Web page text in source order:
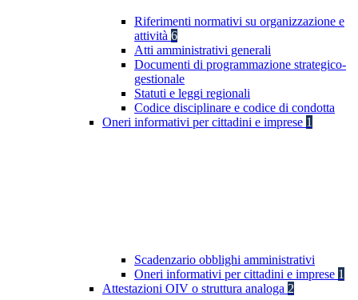
Riferimenti normativi su organizzazione e
attività 6
Atti amministrativi generali
Documenti di programmazione strategico-
gestionale
Statuti e leggi regionali
Codice disciplinare e codice di condotta
Oneri informativi per cittadini e imprese 1
Scadenzario obblighi amministrativi
Oneri informativi per cittadini e imprese 1
Attestazioni OIV o struttura analoga 2